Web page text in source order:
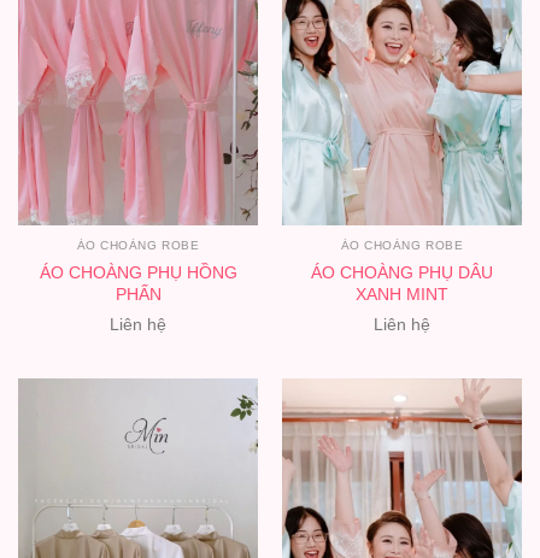
ÁO CHOÀNG ROBE
ÁO CHOÀNG PHỤ HỒNG
PHẤN
Liên hệ
ÁO CHOÀNG ROBE
ÁO CHOÀNG PHỤ DÂU
XANH MINT
Liên hệ